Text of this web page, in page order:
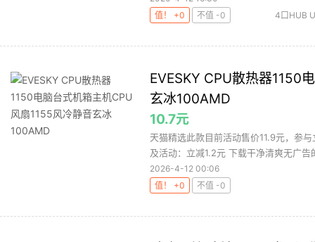
值！ +0
不值 -0
4口HUB
EVESKY CPU散热器1150
玄冰100AMD
10.7元
天猫精选此款目前活动售价11.9元，参
及活动：立减1.2元 下载干净清爽无广告
2026-4-12 00:06
值！ +0
不值 -0